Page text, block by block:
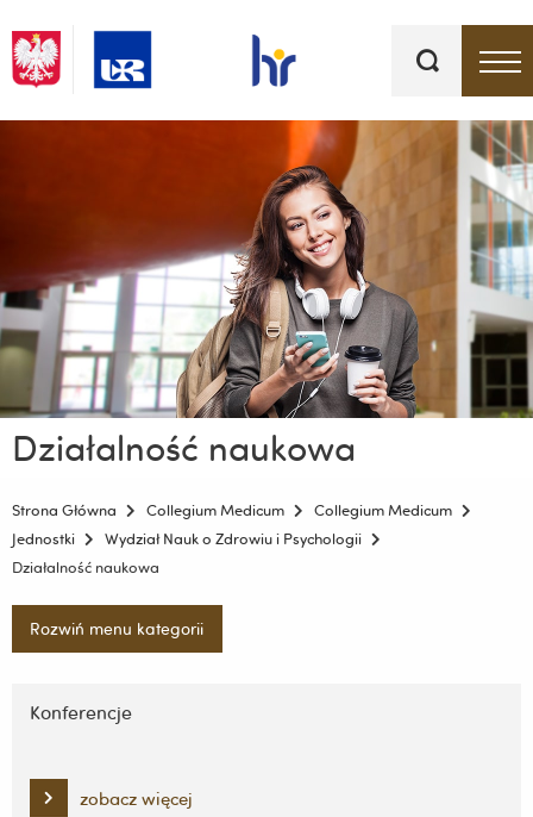
kluczowe
Działalność naukowa
Strona Główna Collegium Medicum
Collegium Medicum
Jednostki
Wydział Nauk o Zdrowiu i Psychologii
Działalność naukowa
Rozwiń menu kategorii
nawigację
Konferencje
zobacz więcej